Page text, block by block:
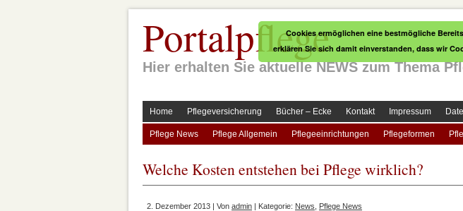
Portalpflege
Hier erhalten Sie aktuelle NEWS zum Thema
Home Pflegeversicherung Bücher – Ecke Kontakt Impressum
Pflege News Pflege Allgemein Pflegeeinrichtungen Pflegeformen
Welche Kosten entstehen bei Pflege wirklich?
2. Dezember 2013 | Von admin | Kategorie: News Pflege News
Cookies ermöglichen eine bestmögliche
erklären Sie sich damit einverstanden, dass wir